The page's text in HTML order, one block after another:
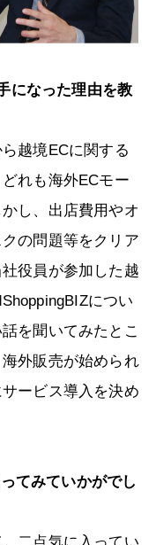
になった理由を教
越境ECに関する
れも海外ECモー
し、出店費用やオ
の問題等をクリア
役員が参加した越
につい
を聞いてみたとこ
外販売が始められ
ービス導入を決め
てみていかがでし